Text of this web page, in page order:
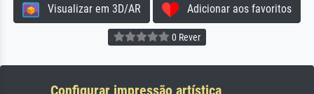
Visualizar em 3D/AR Adicionar aos favoritos
0 Rever
Configurar impressão artística